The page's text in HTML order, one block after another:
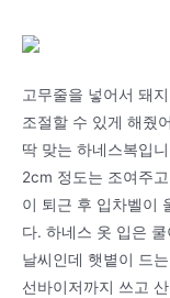
고무줄을 넣어서 돼
조절할 수 있게 해줬
딱 맞는 하네스복입
2cm 정도는 조여주
이 퇴근 후 입차벨이
다. 하네스 옷 입은
날씨인데 햇볕이 드
선바이저까지 쓰고